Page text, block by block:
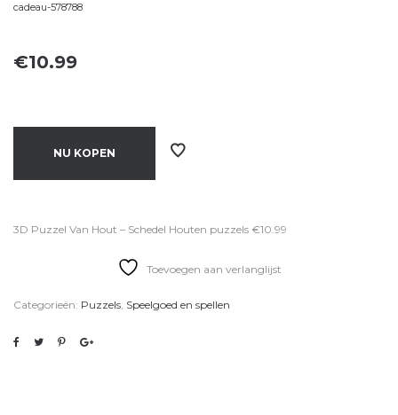
cadeau-578788
€10.99
NU KOPEN
3D Puzzel Van Hout – Schedel Houten puzzels €10.99
Toevoegen aan verlanglijst
Categorieën: Puzzels, Speelgoed en spellen